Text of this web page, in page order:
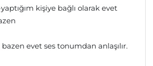
kişiye bağlı olarak evet
bazen evet ses tonumdan anlaşılır.